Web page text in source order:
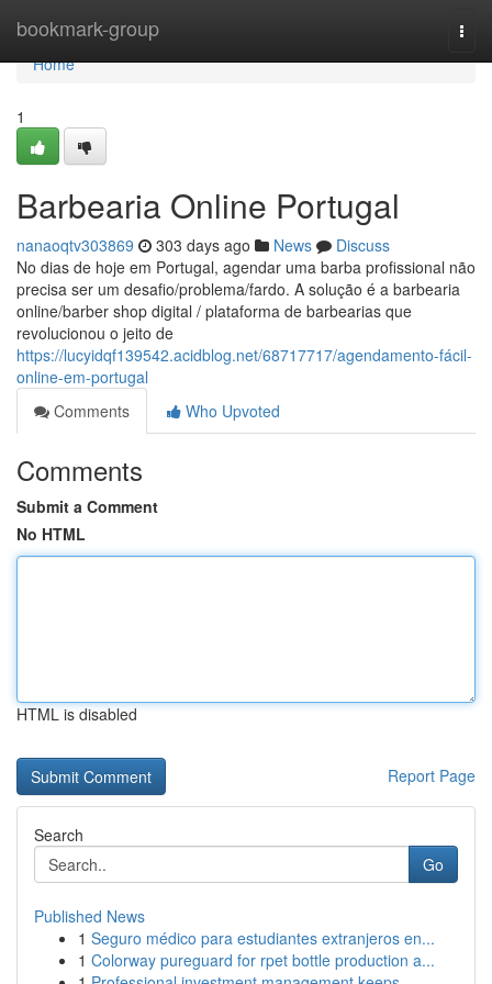
bookmark-group
Home
Home
1
Barbearia Online Portugal
nanaoqtv303869 303 days ago News
Discuss
No dias de hoje em Portugal, agendar uma barba profissional não
precisa ser um desafio/problema/fardo. A solução é a barbearia
online/barber shop digital / plataforma de barbearias que
revolucionou o jeito de
https://lucyidqf139542.acidblog.net/68717717/agendamento-fácil-
online-em-portugal
Comments
Who Upvoted
Comments
Submit a Comment
No HTML
HTML is disabled
Report Page
Search
Go
Published News
1 Seguro médico para estudiantes extranjeros en...
1 Colorway pureguard for rpet bottle production a...